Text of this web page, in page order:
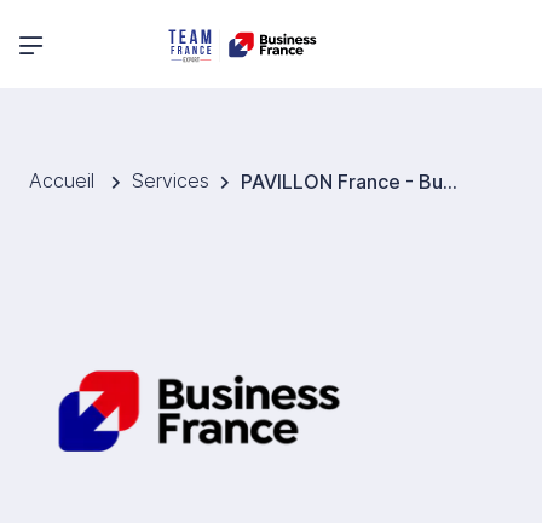
Menu principal
Accueil Services PAVILLON France - Business France